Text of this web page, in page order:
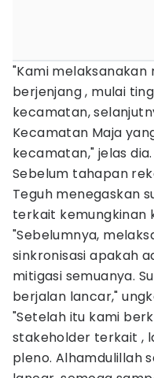
"Kami
berjenjang , mulai
kecamatan,
Kecamatan Maja
kecamatan," jelas dia.
Sebelum tahapan
Teguh menegaskan
terkait kemungkinan
"Sebelumnya,
sinkronisasi apakah
mitigasi semuanya.
berjalan lancar,"
"Setelah itu kami
stakeholder terkait ,
pleno. Alhamdulillah